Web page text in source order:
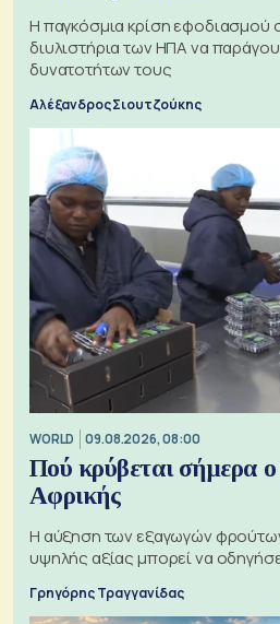
Η παγκόσμια κρίση εφοδιασμού
διυλιστήρια των ΗΠΑ να
δυνατοτήτων τους
Αλέξανδρος Σιουτζούκης
WORLD 09.08.2026, 08:00
Πού κρύβεται σήμερα ο
Αφρικής
Η αύξηση των εξαγωγών
υψηλής αξίας μπορεί να
Γρηγόρης Τραγγανίδας